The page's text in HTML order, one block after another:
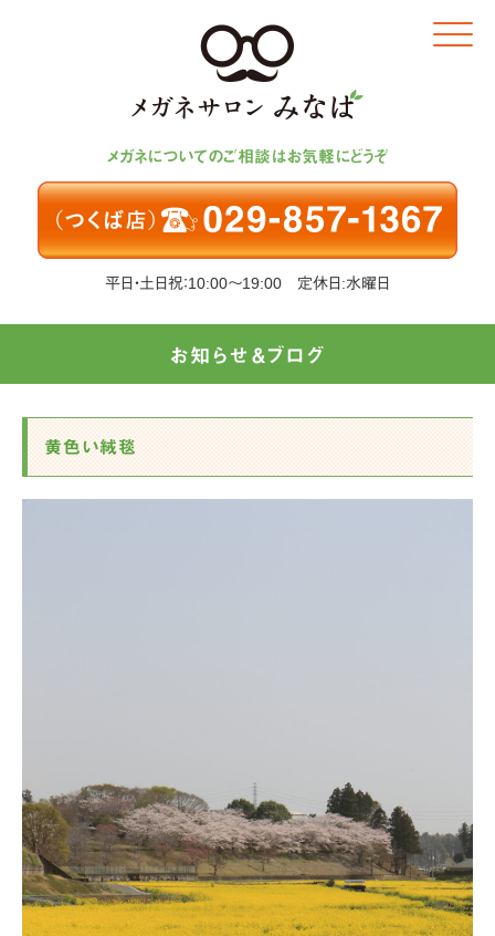
メガネについてのご相談はお気軽にどうぞ
平日・土日祝：10:00～19:00 定休日:水曜日
Click
お知らせ＆ブログ
黄色い絨毯